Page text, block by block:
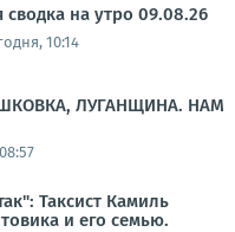
на утро 09.08.26
10:14
ЛУГАНЩИНА. НАМ
Таксист Камиль
и его семью.